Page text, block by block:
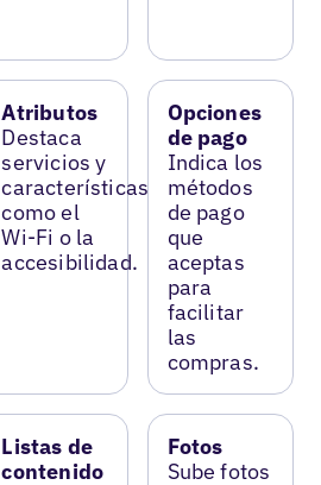
Atributos
Destaca
servicios y
características
como el
Wi-Fi o la
accesibilidad.
Opciones
de pago
Indica los
métodos
de pago
que
aceptas
para
facilitar
las
compras.
Listas de
contenido
Fotos
Sube fotos